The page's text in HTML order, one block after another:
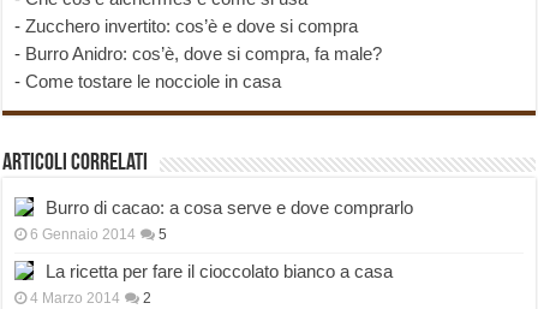
-Zucchero invertito: cos’è e dove si compra
- Burro Anidro: cos’è, dove si compra, fa male?
-Come tostare le nocciole in casa
Articoli correlati
Burro di cacao: a cosa serve e dove comprarlo
6 Gennaio 2014 5
La ricetta per fare il cioccolato bianco a casa
4 Marzo 2014 2